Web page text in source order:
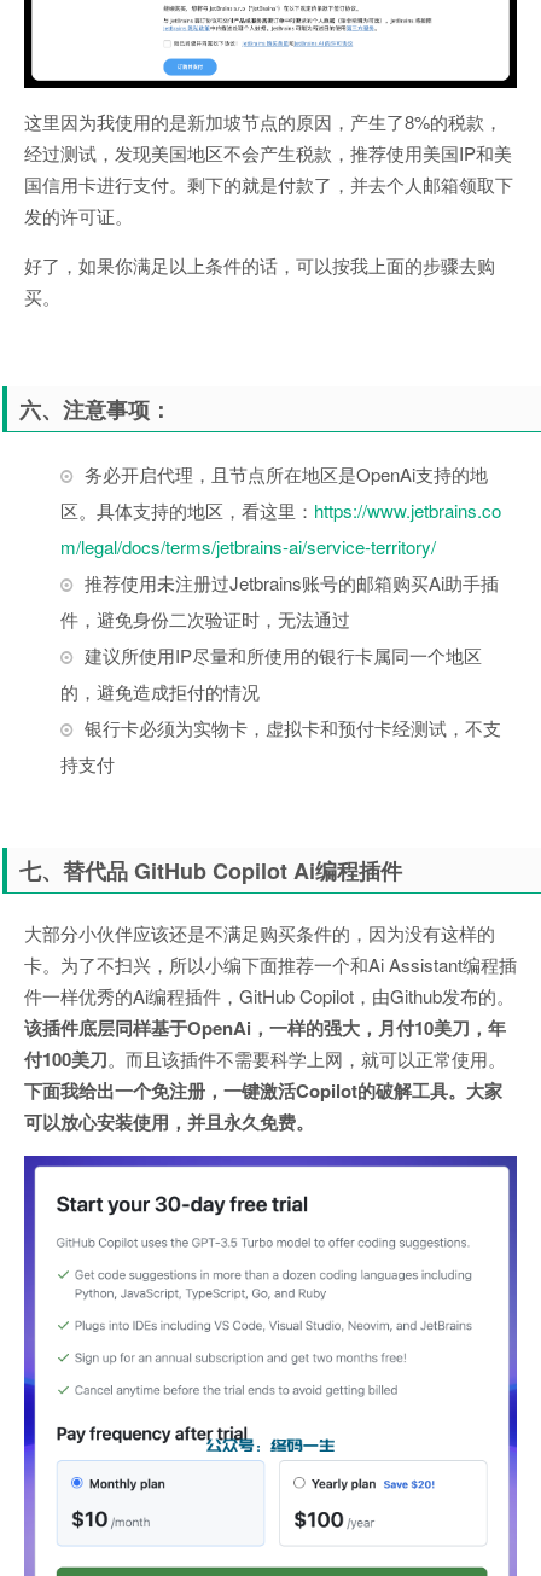
这里因为我使用的是新加坡节点的原因，产生了8%的税款，
经过测试，发现美国地区不会产生税款，推荐使用美国IP和美
国信用卡进行支付。剩下的就是付款了，并去个人邮箱领取下
发的许可证。
好了，如果你满足以上条件的话，可以按我上面的步骤去购
买。
六、注意事项：
务必开启代理，且节点所在地区是OpenAi支持的地
区。具体支持的地区，看这里： https://www.jetbrains.co
m/legal/docs/terms/jetbrains-ai/service-territory/
推荐使用未注册过Jetbrains账号的邮箱购买Ai助手插
件，避免身份二次验证时，无法通过
建议所使用IP尽量和所使用的银行卡属同一个地区
的，避免造成拒付的情况
银行卡必须为实物卡，虚拟卡和预付卡经测试，不支
持支付
七、替代品 GitHub Copilot Ai编程插件
大部分小伙伴应该还是不满足购买条件的，因为没有这样的
卡。为了不扫兴，所以小编下面推荐一个和Ai Assistant编程插
件一样优秀的Ai编程插件，GitHub Copilot，由Github发布的。
该插件底层同样基于OpenAi，一样的强大，月付10美刀，年
付100美刀。而且该插件不需要科学上网，就可以正常使用。
下面我给出一个免注册，一键激活Copilot的破解工具。大家
可以放心安装使用，并且永久免费。